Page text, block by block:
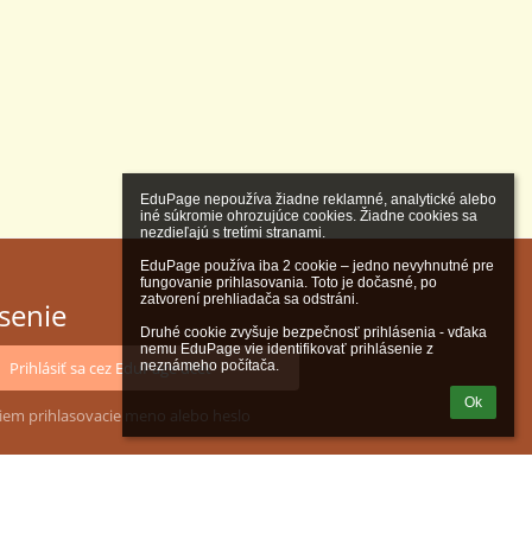
EduPage nepoužíva žiadne reklamné, analytické alebo
iné súkromie ohrozujúce cookies. Žiadne cookies sa
nezdieľajú s tretími stranami.
EduPage používa iba 2 cookie – jedno nevyhnutné pre
fungovanie prihlasovania. Toto je dočasné, po
zatvorení prehliadača sa odstráni.
Druhé cookie zvyšuje bezpečnosť prihlásenia - vďaka
nemu EduPage vie identifikovať prihlásenie z
neznámeho počítača.
Ok
Prihlásiť sa cez EduPage účet
prihlasovacie meno alebo heslo